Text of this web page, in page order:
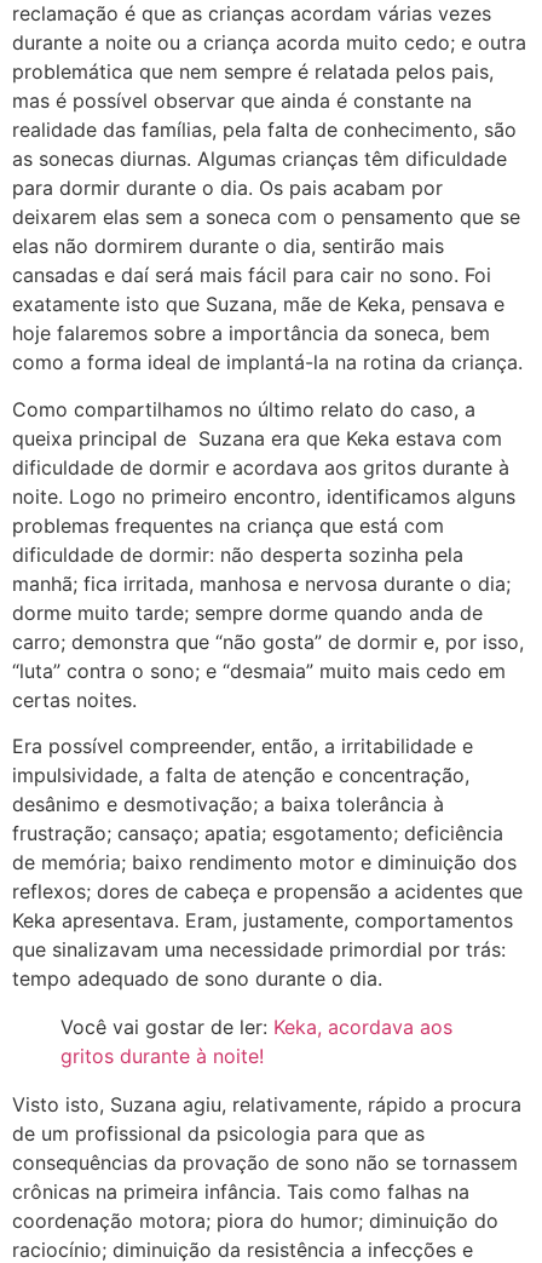
reclamação é que as crianças acordam várias vezes
durante a noite ou a criança acorda muito cedo; e outra
problemática que nem sempre é relatada pelos pais,
mas é possível observar que ainda é constante na
realidade das famílias, pela falta de conhecimento, são
as sonecas diurnas. Algumas crianças têm dificuldade
para dormir durante o dia. Os pais acabam por
deixarem elas sem a soneca com o pensamento que se
elas não dormirem durante o dia, sentirão mais
cansadas e daí será mais fácil para cair no sono. Foi
exatamente isto que Suzana, mãe de Keka, pensava e
hoje falaremos sobre a importância da soneca, bem
como a forma ideal de implantá-la na rotina da criança.
Como compartilhamos no último relato do caso, a
queixa principal de Suzana era que Keka estava com
dificuldade de dormir e acordava aos gritos durante à
noite. Logo no primeiro encontro, identificamos alguns
problemas frequentes na criança que está com
dificuldade de dormir: não desperta sozinha pela
manhã; fica irritada, manhosa e nervosa durante o dia;
dorme muito tarde; sempre dorme quando anda de
carro; demonstra que “não gosta” de dormir e, por isso,
“luta” contra o sono; e “desmaia” muito mais cedo em
certas noites.
Era possível compreender, então, a irritabilidade e
impulsividade, a falta de atenção e concentração,
desânimo e desmotivação; a baixa tolerância à
frustração; cansaço; apatia; esgotamento; deficiência
de memória; baixo rendimento motor e diminuição dos
reflexos; dores de cabeça e propensão a acidentes que
Keka apresentava. Eram, justamente, comportamentos
que sinalizavam uma necessidade primordial por trás:
tempo adequado de sono durante o dia.
Você vai gostar de ler: Keka, acordava aos
gritos durante à noite!
Visto isto, Suzana agiu, relativamente, rápido a procura
de um profissional da psicologia para que as
consequências da provação de sono não se tornassem
crônicas na primeira infância. Tais como falhas na
coordenação motora; piora do humor; diminuição do
raciocínio; diminuição da resistência a infecções e